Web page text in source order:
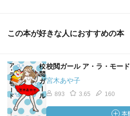
この本が好きな人におすすめの本
校閲ガール ア・ラ・モード
宮木あや子
893 3.65 160